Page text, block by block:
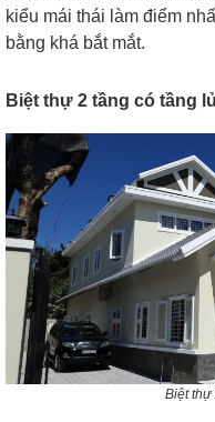
kiểu mái thái làm điểm
bằng khá bắt mắt.
Biệt thự 2 tầng có tầng
Biệt thự